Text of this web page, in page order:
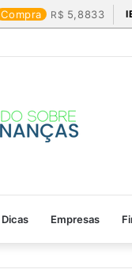
Compra 5,8833
pena
Dicas Empresas